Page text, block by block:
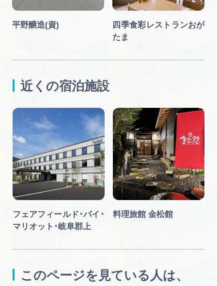
平野醸造(資)
四季食彩レストランおが
たま
近くの宿泊施設
フェアフィールド･バイ･
マリオット･岐阜郡上
料理旅館 金松館
このページを見ている人は、